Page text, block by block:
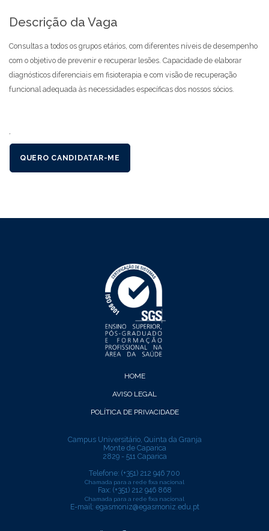
Descrição da Vaga
Consultas a todos os grupos etários, com diferentes níveis de desempenho
com o objetivo de prevenir e recuperar lesões. Capacidade de elaborar
diagnósticos diferenciais em fisioterapia e com visão de recuperação
funcional adequada às necessidades específicas dos nossos sócios.
´
QUERO CANDIDATAR-ME
HOME
AVISO LEGAL
POLÍTICA DE PRIVACIDADE
Campus Universitário, Quinta da Granja
Monte de Caparica
2829 - 511 Caparica
Telefone: (+351) 212 946 700
Chamada para a rede fixa nacional
Fax: (+351) 212 946 868
Chamada para a rede fixa nacional
E-mail: egasmoniz@egasmoniz.edu.pt